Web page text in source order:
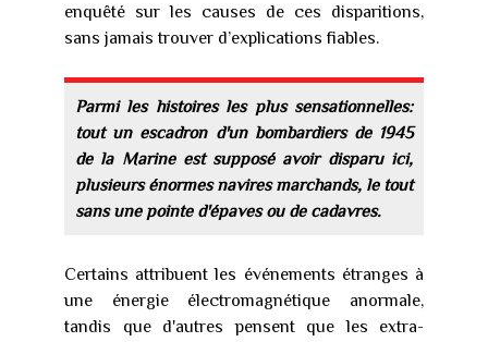
enquêté sur les causes de ces disparitions,
sans jamais trouver d’explications fiables.
Parmi les histoires les plus sensationnelles:
tout un escadron d'un bombardiers de 1945
de la Marine est supposé avoir disparu ici,
plusieurs énormes navires marchands, le tout
sans une pointe d'épaves ou de cadavres.
Certains attribuent les événements étranges à
une énergie électromagnétique anormale,
tandis que d'autres pensent que les extra-